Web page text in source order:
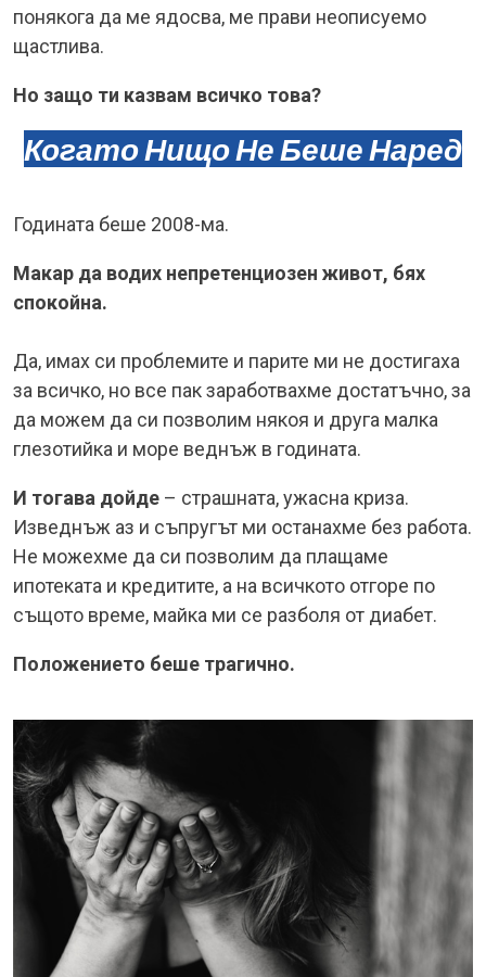
понякога да ме ядосва, ме прави неописуемо
щастлива.
Но защо ти казвам всичко това?
Когато Нищо Не Беше Наред
Годината беше 2008-ма.
Макар да водих непретенциозен живот, бях
спокойна.
Да, имах си проблемите и парите ми не достигаха
за всичко, но все пак заработвахме достатъчно, за
да можем да си позволим някоя и друга малка
глезотийка и море веднъж в годината.
И тогава дойде – страшната, ужасна криза.
Изведнъж аз и съпругът ми останахме без работа.
Не можехме да си позволим да плащаме
ипотеката и кредитите, а на всичкото отгоре по
същото време, майка ми се разболя от диабет.
Положението беше трагично.